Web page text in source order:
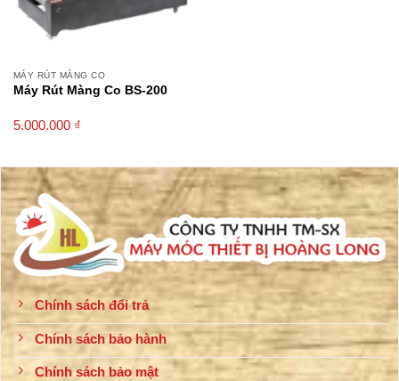
MÁY RÚT MÀNG CO
Máy Rút Màng Co BS-200
5.000.000 ₫
Chính sách đổi trả
Chính sách bảo hành
Chính sách bảo mật